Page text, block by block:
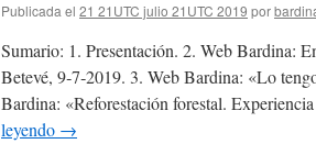
Publicada el 21 21UTC julio 21UTC 2019 por
Sumario: 1. Presentación. 2. Web Bardina:
Betevé, 9‑7‑2019. 3. Web Bardina: «Lo
Bardina: «Reforestación forestal.
leyendo →